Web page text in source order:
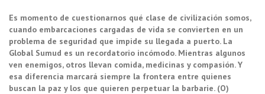
Es momento de cuestionarnos qué clase de civilización somos,
cuando embarcaciones cargadas de vida se convierten en un
problema de seguridad que impide su llegada a puerto. La
Global Sumud es un recordatorio incómodo. Mientras algunos
ven enemigos, otros llevan comida, medicinas y compasión. Y
esa diferencia marcará siempre la frontera entre quienes
buscan la paz y los que quieren perpetuar la barbarie. (O)